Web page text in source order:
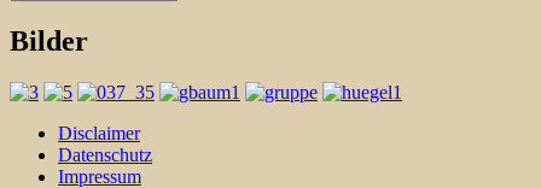
Bilder
Disclaimer
Datenschutz
Impressum